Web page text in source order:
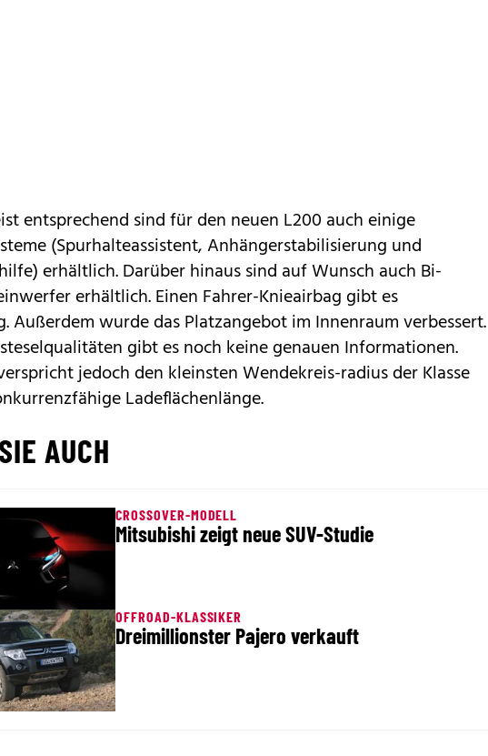
entsprechend sind für den neuen L200 auch einige
(Spurhalteassistent, Anhängerstabilisierung und
erhältlich. Darüber hinaus sind auf Wunsch auch Bi-
erhältlich. Einen Fahrer-Knieairbag gibt es
Außerdem wurde das Platzangebot im Innenraum verbessert.
gibt es noch keine genauen Informationen.
jedoch den kleinsten Wendekreis-radius der Klasse
Ladeflächenlänge.
AUCH
CROSSOVER-MODELL
Mitsubishi zeigt neue SUV-Studie
OFFROAD-KLASSIKER
Dreimillionster Pajero verkauft